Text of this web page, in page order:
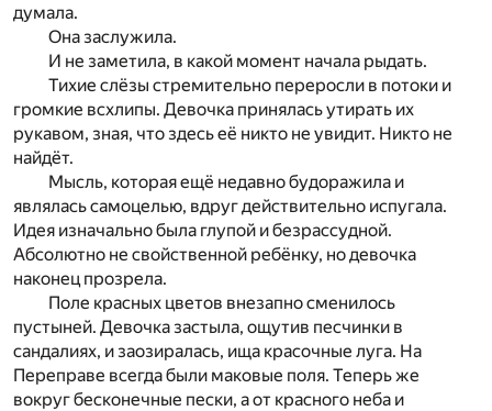
думала.
Она заслужила.
И не заметила, в какой момент начала рыдать.
Тихие слёзы стремительно переросли в потоки и
громкие всхлипы. Девочка принялась утирать их
рукавом, зная, что здесь её никто не увидит. Никто не
найдёт.
Мысль, которая ещё недавно будоражила и
являлась самоцелью, вдруг действительно испугала.
Идея изначально была глупой и безрассудной.
Абсолютно не свойственной ребёнку, но девочка
наконец прозрела.
Поле красных цветов внезапно сменилось
пустыней. Девочка застыла, ощутив песчинки в
сандалиях, и заозиралась, ища красочные луга. На
Переправе всегда были маковые поля. Теперь же
вокруг бесконечные пески, а от красного неба и